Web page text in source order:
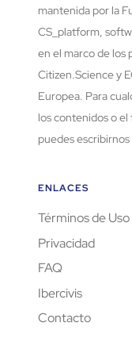
mantenida por la
CS_platform,
en el marco de los
Citizen.Science y
Europea. Para
los contenidos o
puedes
ENLACES
Términos de Uso
Privacidad
FAQ
Ibercivis
Contacto